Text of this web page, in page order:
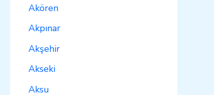
Akören
Akpınar
Akşehir
Akseki
Aksu